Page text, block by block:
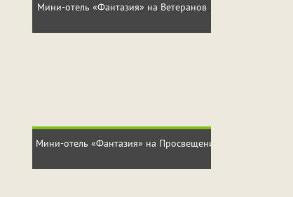
Мини-отель «Фантазия» на Ветеранов
Мини-отель «Фантазия» на Просвещения